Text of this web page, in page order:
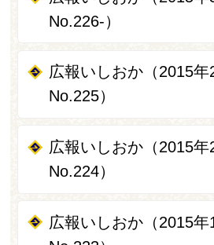
No.226‐）
広報いしおか（2015年
No.225）
広報いしおか（2015年
No.224）
広報いしおか（2015